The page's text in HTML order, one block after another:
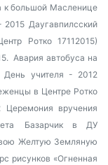
к большой Масленице
2015 Даугавпилсский
Ротко 17112015)
Авария автобуса на
День учителя - 2012
в Центре Ротко
Церемония вручения
Базарчик в ДУ
Желтую Земляную
рисунков «Огненная